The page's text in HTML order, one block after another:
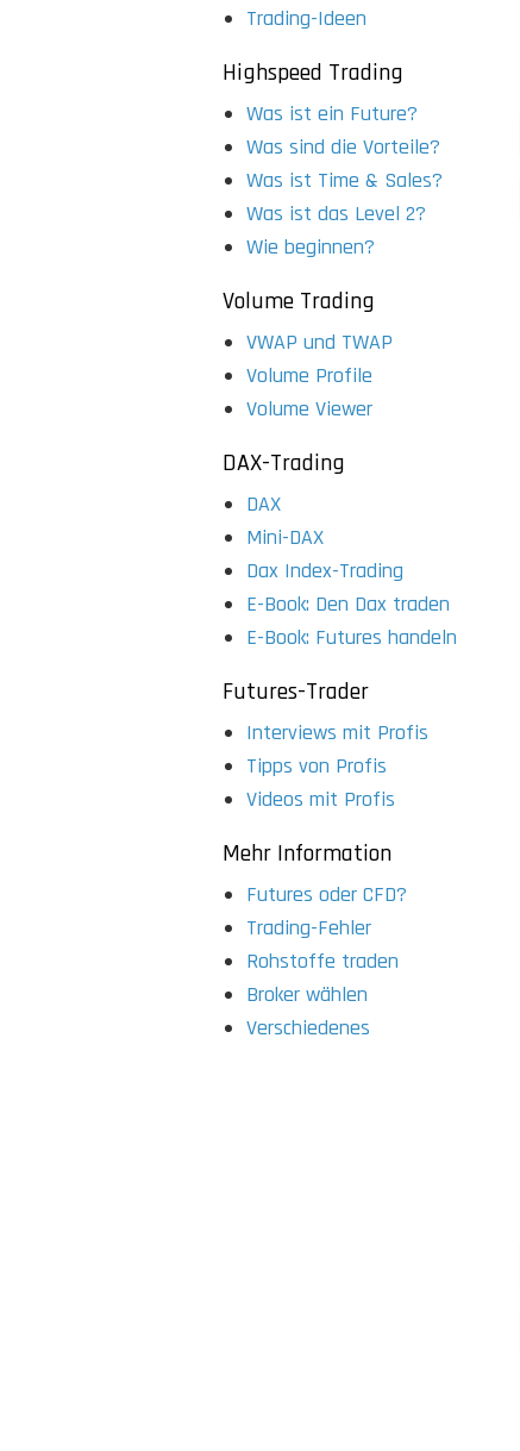
Trading-Ideen
Highspeed Trading
Was ist ein Future?
Was sind die Vorteile?
Was ist Time & Sales?
Was ist das Level 2?
Wie beginnen?
Volume Trading
VWAP und TWAP
Volume Profile
Volume Viewer
DAX-Trading
DAX
Mini-DAX
Dax Index-Trading
E-Book: Den Dax traden
E-Book: Futures handeln
Futures-Trader
Interviews mit Profis
Tipps von Profis
Videos mit Profis
Mehr Information
Futures oder CFD?
Trading-Fehler
Rohstoffe traden
Broker wählen
Verschiedenes